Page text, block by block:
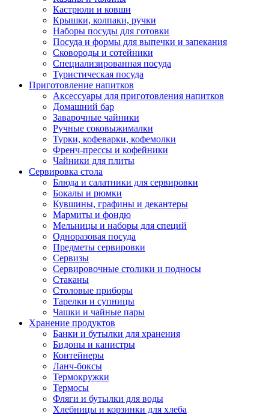
Кастрюли и ковши
Крышки, колпаки, ручки
Наборы посуды для готовки
Посуда и формы для выпечки и запекания
Сковороды и сотейники
Специализированная посуда
Туристическая посуда
Приготовление напитков
Аксессуары для приготовления напитков
Домашний бар
Заварочные чайники
Ручные соковыжималки
Турки, кофеварки, кофемолки
Френч-прессы и кофейники
Чайники для плиты
Сервировка стола
Блюда и салатники для сервировки
Бокалы и рюмки
Кувшины, графины и декантеры
Мармиты и фондю
Мельницы и наборы для специй
Одноразовая посуда
Предметы сервировки
Сервизы
Сервировочные столики и подносы
Стаканы
Столовые приборы
Тарелки и супницы
Чашки и чайные пары
Хранение продуктов
Банки и бутылки для хранения
Бидоны и канистры
Контейнеры
Ланч-боксы
Термокружки
Термосы
Фляги и бутылки для воды
Хлебницы и корзинки для хлеба